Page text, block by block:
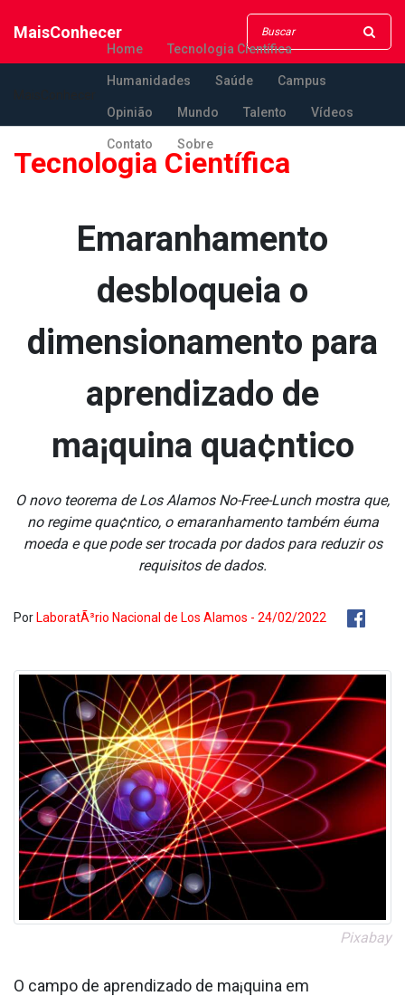
MaisConhecer
Home Tecnologia Científica
Humanidades Saúde Campus
Opinião Mundo Talento Vídeos
Contato Sobre
Tecnologia Científica
Emaranhamento
desbloqueia o
dimensionamento para
aprendizado de
ma¡quina qua¢ntico
O novo teorema de Los Alamos No-Free-Lunch mostra que,
no regime qua¢ntico, o emaranhamento também éuma
moeda e que pode ser trocada por dados para reduzir os
requisitos de dados.
Por LaboratÃ³rio Nacional de Los Alamos - 24/02/2022
Pixabay
O campo de aprendizado de ma¡quina em